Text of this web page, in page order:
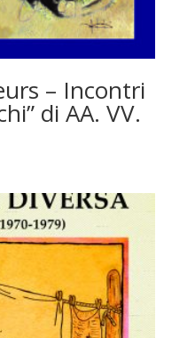
– Incontri
di AA. VV.